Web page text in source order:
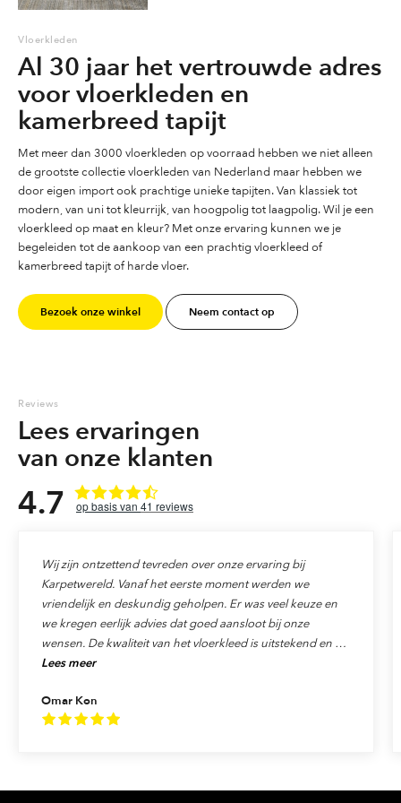
Vloerkleden
Al 30 jaar het vertrouwde adres
voor vloerkleden en
kamerbreed tapijt
Met meer dan 3000 vloerkleden op voorraad hebben we niet alleen
de grootste collectie vloerkleden van Nederland maar hebben we
door eigen import ook prachtige unieke tapijten. Van klassiek tot
modern, van uni tot kleurrijk, van hoogpolig tot laagpolig. Wil je een
vloerkleed op maat en kleur? Met onze ervaring kunnen we je
begeleiden tot de aankoop van een prachtig vloerkleed of
kamerbreed tapijt of harde vloer.
Bezoek onze winkel Neem contact op
Reviews
Lees ervaringen
van onze klanten
4.7 41 reviews
Omar Kon
Wij zijn ontzettend tevreden over onze ervaring bij
Karpetwereld. Vanaf het eerste moment werden we
vriendelijk en deskundig geholpen. Er was veel keuze en
we kregen eerlijk advies dat goed aansloot bij onze
wensen. De kwaliteit van het vloerkleed is uitstekend en de
levering verliep precies zoals afgesproken. Ook de service
echt als klant gewaardeerd. We raden Karpetwereld dan
ook van harte aan aan iedereen die op zoek is naar
Lees meer